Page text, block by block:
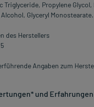
Triglyceride, Propylene Glycol,
Glyceryl Monostearate.
des Herstellers
Angaben zum
und